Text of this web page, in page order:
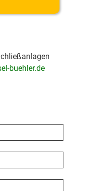
buehler.de